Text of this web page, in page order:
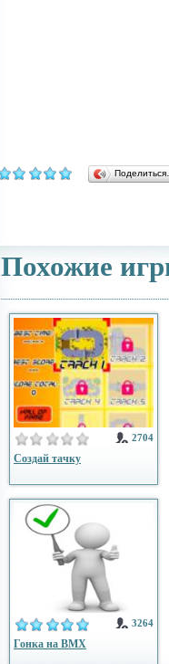
Похожие
2704
Создай тачку
3264
Гонка на BMX